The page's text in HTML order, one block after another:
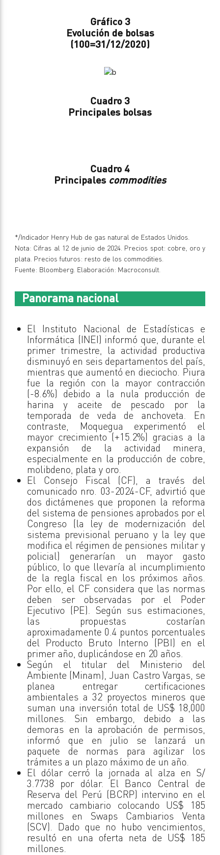
Gráfico 3
Evolución de bolsas
(100=31/12/2020)
Cuadro 3
Principales bolsas
Cuadro 4
Principales commodities
*/Indicador Henry Hub de gas natural de Estados Unidos.
Nota: Cifras al 12 de junio de 2024. Precios spot: cobre, oro y
plata. Precios futuros: resto de los commodities.
Fuente: Bloomberg. Elaboración: Macroconsult.
Panorama nacional
El Instituto Nacional de Estadísticas e
Informática (INEI) informó que, durante el
primer trimestre, la actividad productiva
disminuyó en seis departamentos del país,
mientras que aumentó en dieciocho. Piura
fue la región con la mayor contracción
(-8.6%) debido a la nula producción de
harina y aceite de pescado por la
temporada de veda de anchoveta. En
contraste, Moquegua experimentó el
mayor crecimiento (+15.2%) gracias a la
expansión de la actividad minera,
especialmente en la producción de cobre,
molibdeno, plata y oro.
El Consejo Fiscal (CF), a través del
comunicado nro. 03-2024-CF, advirtió que
dos dictámenes que proponen la reforma
del sistema de pensiones aprobados por el
Congreso (la ley de modernización del
sistema previsional peruano y la ley que
modifica el régimen de pensiones militar y
policial) generarían un mayor gasto
público, lo que llevaría al incumplimiento
de la regla fiscal en los próximos años.
Por ello, el CF considera que las normas
deben ser observadas por el Poder
Ejecutivo (PE). Según sus estimaciones,
las propuestas costarían
aproximadamente 0.4 puntos porcentuales
del Producto Bruto Interno (PBI) en el
primer año, duplicándose en 20 años.
Según el titular del Ministerio del
Ambiente (Minam), Juan Castro Vargas, se
planea entregar certificaciones
ambientales a 32 proyectos mineros que
suman una inversión total de US$ 18,000
millones. Sin embargo, debido a las
demoras en la aprobación de permisos,
informó que en julio se lanzará un
paquete de normas para agilizar los
trámites a un plazo máximo de un año.
El dólar cerró la jornada al alza en S/
3.7738 por dólar. El Banco Central de
Reserva del Perú (BCRP) intervino en el
mercado cambiario colocando US$ 185
millones en Swaps Cambiarios Venta
(SCV). Dado que no hubo vencimientos,
resultó en una oferta neta de US$ 185
millones.